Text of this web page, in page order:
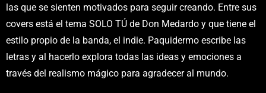
las que se sienten motivados para seguir creando. Entre sus
covers está el tema SOLO TÚ de Don Medardo y que tiene el
estilo propio de la banda, el indie. Paquidermo escribe las
letras y al hacerlo explora todas las ideas y emociones a
través del realismo mágico para agradecer al mundo.